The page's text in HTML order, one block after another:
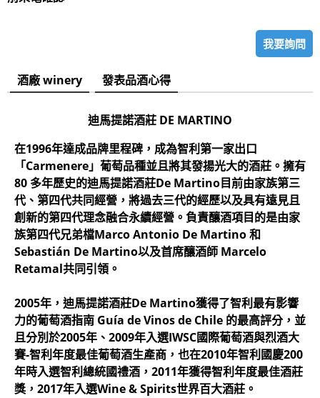
我要詢問
酒廠 winery 發表品酒心得
迪馬提諾酒莊 DE MARTINO
在1996年達成品牌里程碑，成為智利第一家出口
「Carmenere」葡萄品種並且將其發揚光大的酒莊。擁有
80 多年歷史的迪馬提諾酒莊De Martino目前由家族第三
代、第四代共同經營，將過去三代的經歷以及具有遠見且
創新的第四代理念融合永續經營。負責釀酒項目的是由家
族第四代兄弟檔Marco Antonio De Martino 和
Sebastián De Martino以及首席釀酒師 Marcelo
Retamal共同引領。
2005年，迪馬提諾酒莊De Martino獲得了智利最有影響
力的葡萄酒指南 Guía de Vinos de Chile 的最高評分，並
且分別於2005年、2009年入選IWSC國際葡萄酒與烈酒大
賽-智利年度最佳葡萄酒生產商，也在2010年智利國慶200
年時入選智利總統國禮酒，2011年獲得智利年度最佳酒莊
獎，2017年入選Wine & Spirits世界百大酒莊。